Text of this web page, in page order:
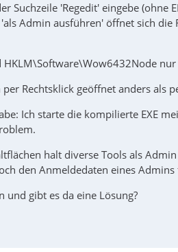
Suchzeile 'Regedit' eingebe (ohne
Admin ausführen' öffnet sich die
Rechtsklick geöffnet anders als
Ich starte die kompilierte EXE
halt diverse Tools als
den Anmeldedaten eines Admins
und gibt es da eine Lösung?